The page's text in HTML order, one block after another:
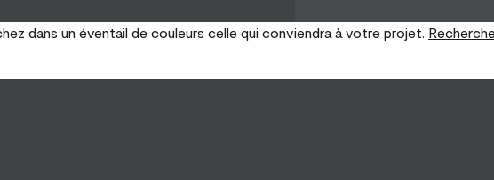
dans un éventail de couleurs celle qui conviendra à votre projet.